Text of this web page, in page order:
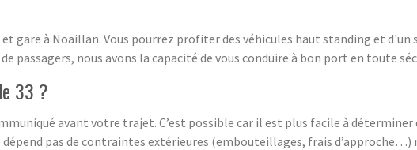
gare à Noaillan. Vous pourrez profiter des véhicules haut standing et d'un
passagers, nous avons la capacité de vous conduire à bon port en toute
33 ?
avant votre trajet. C’est possible car il est plus facile à déterminer
pas de contraintes extérieures (embouteillages, frais d’approche…)